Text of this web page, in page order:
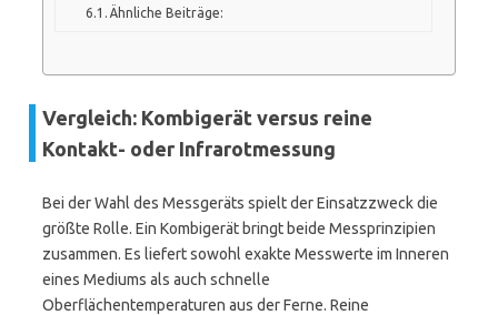
Ähnliche Beiträge:
Vergleich: Kombigerät versus reine
Kontakt- oder Infrarotmessung
Bei der Wahl des Messgeräts spielt der Einsatzzweck die
größte Rolle. Ein Kombigerät bringt beide Messprinzipien
zusammen. Es liefert sowohl exakte Messwerte im Inneren
eines Mediums als auch schnelle
Oberflächentemperaturen aus der Ferne. Reine